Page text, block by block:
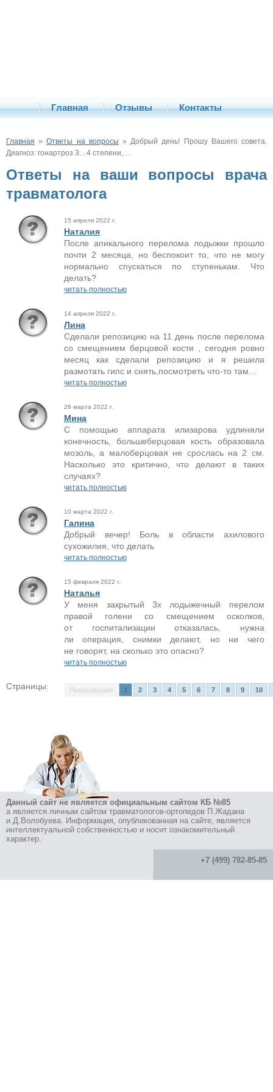
Главная Отзывы Контакты
Главная »Ответы на вопросы » Добрый день! Прошу Вашего совета.
Диагноз: гонартроз 3…4 степени,…
Ответы на ваши вопросы врача
травматолога
15 апреля 2022 г.
Наталия
После апикального перелома лодыжки прошло
почти 2 месяца, но беспокоит то, что не могу
нормально спускаться по ступенькам. Что
делать?
читать полностью
14 апреля 2022 г.
Лина
Сделали репозицию на 11 день после перелома
со смещением берцовой кости , сегодня ровно
месяц как сделали репозицию и я решила
размотать гипс и снять,посмотреть что-то там…
читать полностью
26 марта 2022 г.
Мина
С помощью аппарата илизарова удлиняли
конечность, большеберцовая кость образовала
мозоль, а малоберцовая не срослась на 2 см.
Насколько это критично, что делают в таких
случаях?
читать полностью
10 марта 2022 г.
Галина
Добрый вечер! Боль в области ахилового
сухожилия, что делать
читать полностью
15 февраля 2022 г.
Наталья
У меня закрытый 3х лодыжечный перелом
правой голени со смещением осколков,
от госпитализации отказалась, нужна
ли операция, снимки делают, но ни чего
не говорят, на сколько это опасно?
читать полностью
Страницы: Предыдущая 1 2 3 4 5 6 7 8 9 10
Данный сайт не является официальным сайтом КБ №85
а является личным сайтом травматологов-ортопедов П.Жадана
и Д.Волобуева. Информация, опубликованная на сайте, является
интеллектуальной собственностью и носит ознакомительный
характер.
+7 (499) 782-85-85